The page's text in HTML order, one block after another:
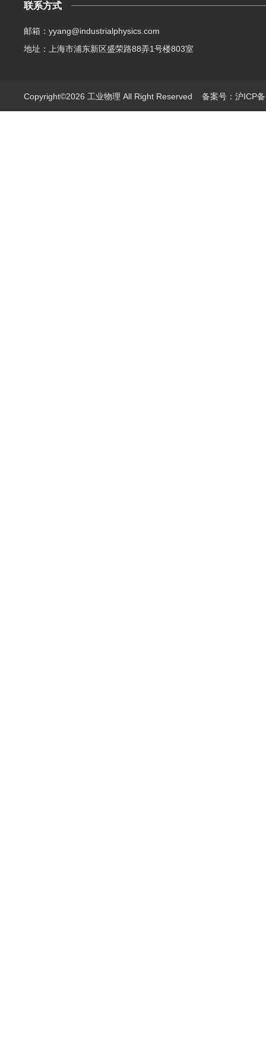
联系方式
邮箱：yyang@industrialphysics.com
地址：上海市浦东新区盛荣路88弄1号楼803室
Copyright©2026 工业物理 All Right Reserved 备案号：沪ICP